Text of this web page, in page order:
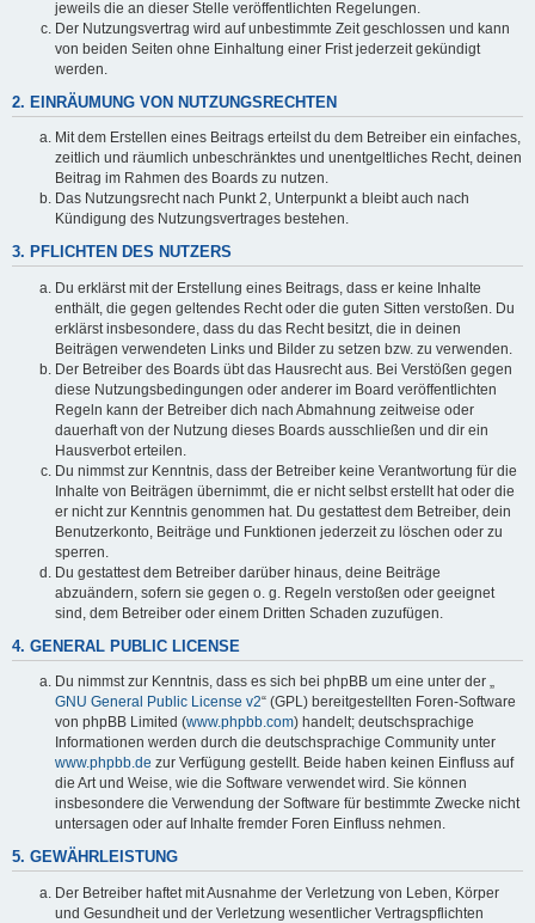
jeweils die an dieser Stelle veröffentlichten Regelungen.
Der Nutzungsvertrag wird auf unbestimmte Zeit geschlossen und kann
von beiden Seiten ohne Einhaltung einer Frist jederzeit gekündigt
werden.
2. EINRÄUMUNG VON NUTZUNGSRECHTEN
Mit dem Erstellen eines Beitrags erteilst du dem Betreiber ein einfaches,
zeitlich und räumlich unbeschränktes und unentgeltliches Recht, deinen
Beitrag im Rahmen des Boards zu nutzen.
Das Nutzungsrecht nach Punkt 2, Unterpunkt a bleibt auch nach
Kündigung des Nutzungsvertrages bestehen.
3. PFLICHTEN DES NUTZERS
Du erklärst mit der Erstellung eines Beitrags, dass er keine Inhalte
enthält, die gegen geltendes Recht oder die guten Sitten verstoßen. Du
erklärst insbesondere, dass du das Recht besitzt, die in deinen
Beiträgen verwendeten Links und Bilder zu setzen bzw. zu verwenden.
Der Betreiber des Boards übt das Hausrecht aus. Bei Verstößen gegen
diese Nutzungsbedingungen oder anderer im Board veröffentlichten
Regeln kann der Betreiber dich nach Abmahnung zeitweise oder
dauerhaft von der Nutzung dieses Boards ausschließen und dir ein
Hausverbot erteilen.
Du nimmst zur Kenntnis, dass der Betreiber keine Verantwortung für die
Inhalte von Beiträgen übernimmt, die er nicht selbst erstellt hat oder die
er nicht zur Kenntnis genommen hat. Du gestattest dem Betreiber, dein
Benutzerkonto, Beiträge und Funktionen jederzeit zu löschen oder zu
sperren.
Du gestattest dem Betreiber darüber hinaus, deine Beiträge
abzuändern, sofern sie gegen o. g. Regeln verstoßen oder geeignet
sind, dem Betreiber oder einem Dritten Schaden zuzufügen.
4. GENERAL PUBLIC LICENSE
Du nimmst zur Kenntnis, dass es sich bei phpBB um eine unter der „
GNU General Public License v2“ (GPL) bereitgestellten Foren-Software
von phpBB Limited (www.phpbb.com) handelt; deutschsprachige
Informationen werden durch die deutschsprachige Community unter
www.phpbb.de zur Verfügung gestellt. Beide haben keinen Einfluss auf
die Art und Weise, wie die Software verwendet wird. Sie können
insbesondere die Verwendung der Software für bestimmte Zwecke nicht
untersagen oder auf Inhalte fremder Foren Einfluss nehmen.
5. GEWÄHRLEISTUNG
Der Betreiber haftet mit Ausnahme der Verletzung von Leben, Körper
und Gesundheit und der Verletzung wesentlicher Vertragspflichten